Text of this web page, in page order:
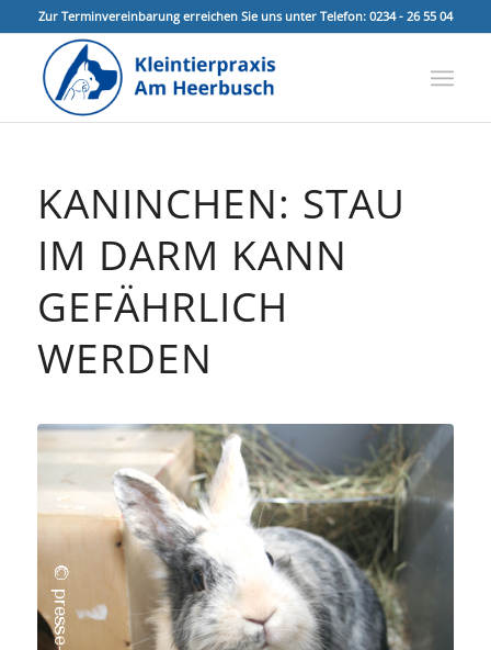
Zur Terminvereinbarung erreichen Sie uns unter Telefon: 0234 - 26 55 04
KANINCHEN: STAU
IM DARM KANN
GEFÄHRLICH
WERDEN